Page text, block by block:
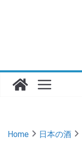
Home 日本の酒